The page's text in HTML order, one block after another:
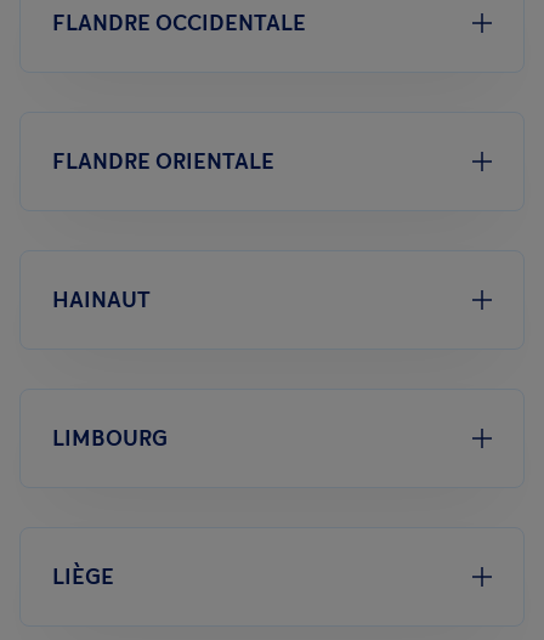
FLANDRE OCCIDENTALE
FLANDRE ORIENTALE
HAINAUT
LIMBOURG
LIÈGE